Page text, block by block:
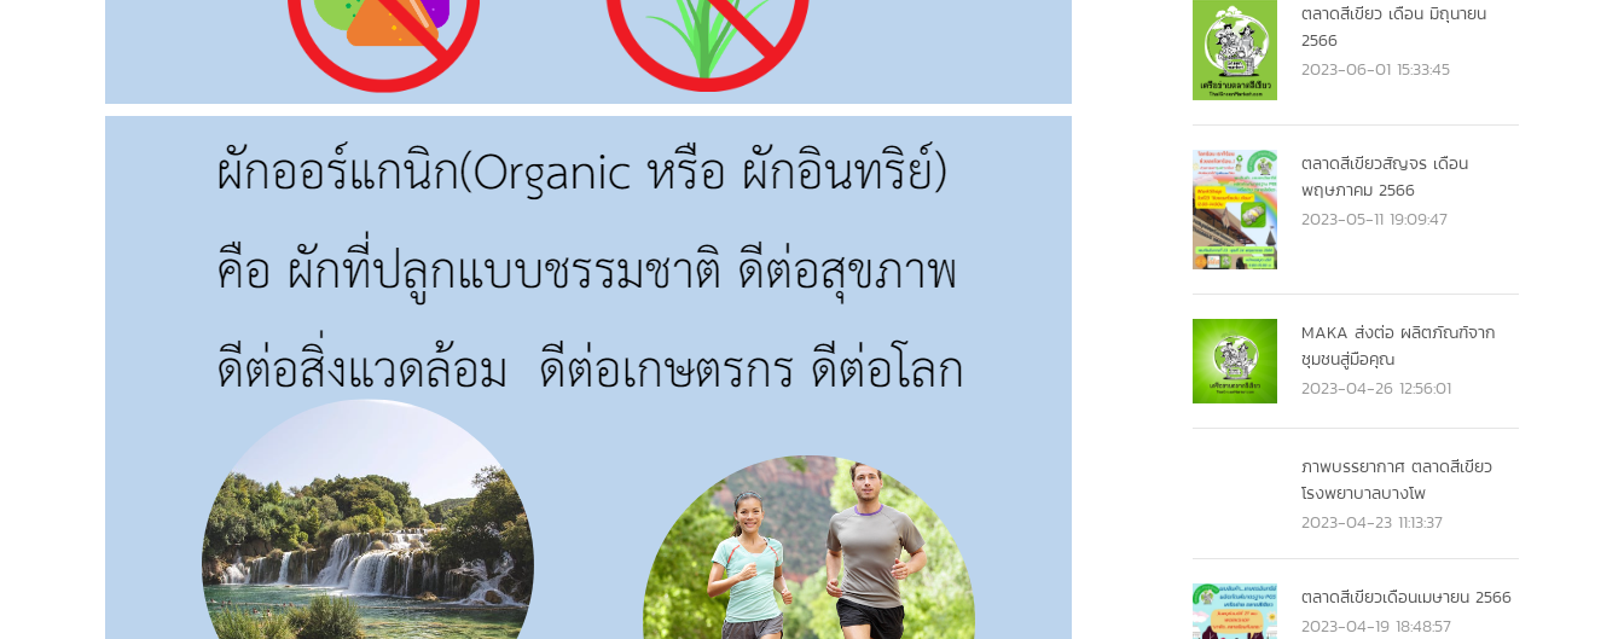
ตลาดสีเขียว เดือน มิถุนายน
2566
2023-06-01 15:33:45
ตลาดสีเขียวสัญจร เดือน
พฤษภาคม 2566
2023-05-11 19:09:47
MAKA ส่งต่อ ผลิตภัณฑ์จาก
ชุมชนสู่มือคุณ
2023-04-26 12:56:01
ภาพบรรยากาศ ตลาดสีเขียว
โรงพยาบาลบางโพ
2023-04-23 11:13:37
ตลาดสีเขียวเดือนเมษายน 2566
2023-04-19 18:48:57